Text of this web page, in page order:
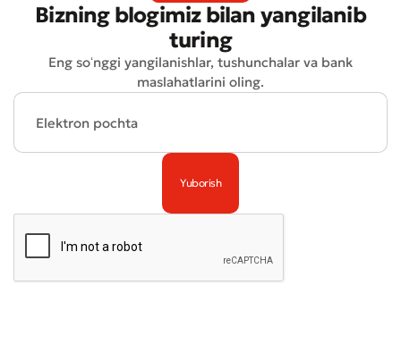
Yuborish
* Barcha maydonlar to'ldirilishi shart
Yuborish
Bizning blogimiz bilan yangilanib
turing
Eng soʻnggi yangilanishlar, tushunchalar va bank
maslahatlarini oling.